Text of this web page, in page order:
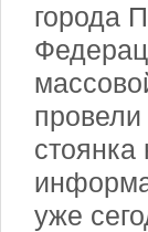
города
провели
уже